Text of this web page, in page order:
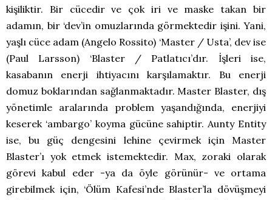
kişiliktir. Bir cücedir ve çok iri ve maske takan bir
adamın, bir ‘dev’in omuzlarında görmektedir işini. Yani,
yaşlı cüce adam (Angelo Rossito) ‘Master / Usta’, dev ise
(Paul Larsson) ‘Blaster / Patlatıcı’dır. İşleri ise,
kasabanın enerji ihtiyacını karşılamaktır. Bu enerji
domuz boklarından sağlanmaktadır. Master Blaster, dış
yönetimle aralarında problem yaşandığında, enerjiyi
keserek ‘ambargo’ koyma gücüne sahiptir. Aunty Entity
ise, bu güç dengesini lehine çevirmek için Master
Blaster’ı yok etmek istemektedir. Max, zoraki olarak
görevi kabul eder -ya da öyle görünür- ve ortama
girebilmek için, ‘Ölüm Kafesi’nde Blaster’la dövüşmeyi